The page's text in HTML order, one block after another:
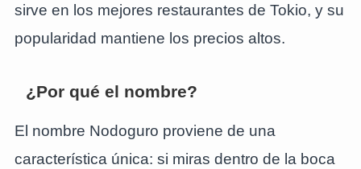
sirve en los mejores restaurantes de Tokio, y su
popularidad mantiene los precios altos.
¿Por qué el nombre?
El nombre Nodoguro proviene de una
característica única: si miras dentro de la boca